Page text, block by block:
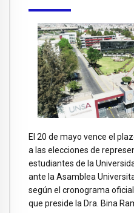
El 20 de mayo vence el
a las elecciones de
estudiantes de la
ante la Asamblea
según el cronograma
que preside la Dra. Bina